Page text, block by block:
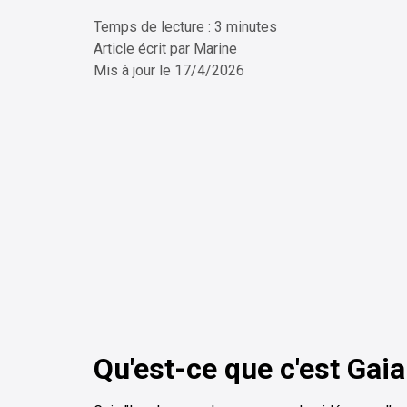
Temps de lecture : 3 minutes
Article écrit par Marine
Mis à jour le 17/4/2026
Qu'est-ce que c'est